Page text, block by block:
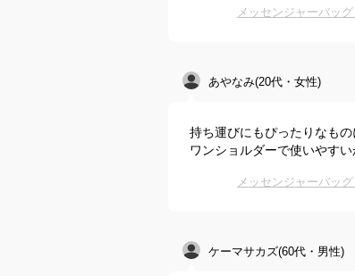
メッセンジャーバッ
あやなみ(20代・女性)
持ち運びにもぴったりなも
ワンショルダーで使いやす
メッセンジャーバッ
ケーマサカズ(60代・男性)